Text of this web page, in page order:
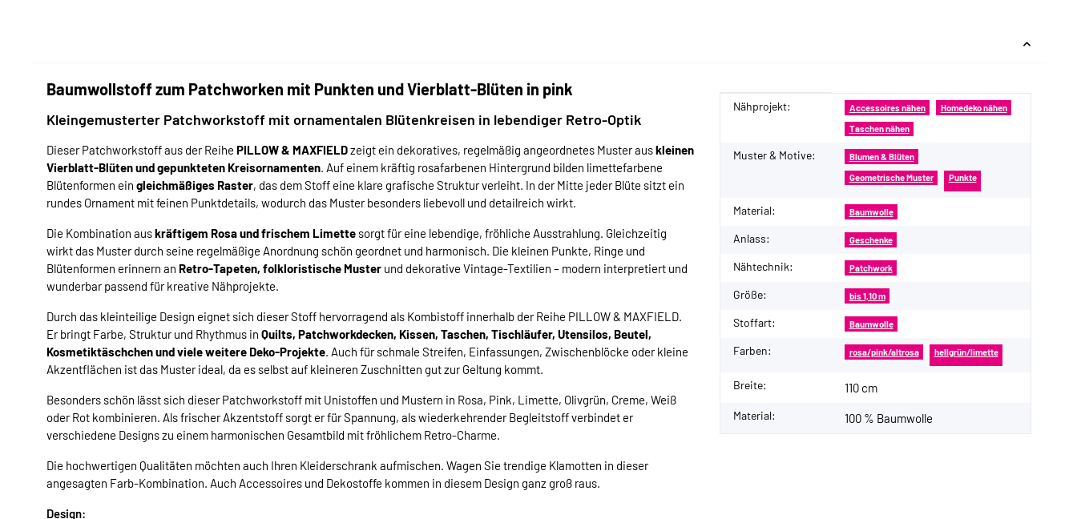
Baumwollstoff zum Patchworken mit Punkten und Vierblatt-Blüten in pink
Kleingemusterter Patchworkstoff mit ornamentalen Blütenkreisen in lebendiger Retro-Optik
Dieser Patchworkstoff aus der Reihe PILLOW & MAXFIELDzeigt ein dekoratives, regelmäßig angeordnetes Muster auskleinen
Vierblatt-Blüten und gepunkteten Kreisornamenten. Auf einem kräftig rosafarbenen Hintergrund bilden limettefarbene
Blütenformen ein gleichmäßiges Raster, das dem Stoff eine klare grafische Struktur verleiht. In der Mitte jeder Blüte sitzt ein
rundes Ornament mit feinen Punktdetails, wodurch das Muster besonders liebevoll und detailreich wirkt.
Die Kombination auskräftigem Rosa und frischem Limette sorgt für eine lebendige, fröhliche Ausstrahlung. Gleichzeitig
wirkt das Muster durch seine regelmäßige Anordnung schön geordnet und harmonisch. Die kleinen Punkte, Ringe und
Blütenformen erinnern an Retro-Tapeten, folkloristische Muster und dekorative Vintage-Textilien – modern interpretiert und
wunderbar passend für kreative Nähprojekte.
Durch das kleinteilige Design eignet sich dieser Stoff hervorragend als Kombistoff innerhalb der Reihe PILLOW & MAXFIELD.
Er bringt Farbe, Struktur und Rhythmus in Quilts, Patchworkdecken, Kissen, Taschen, Tischläufer, Utensilos, Beutel,
Kosmetiktäschchen und viele weitere Deko-Projekte. Auch für schmale Streifen, Einfassungen, Zwischenblöcke oder kleine
Akzentflächen ist das Muster ideal, da es selbst auf kleineren Zuschnitten gut zur Geltung kommt.
Besonders schön lässt sich dieser Patchworkstoff mit Unistoffen und Mustern in Rosa, Pink, Limette, Olivgrün, Creme, Weiß
oder Rot kombinieren. Als frischer Akzentstoff sorgt er für Spannung, als wiederkehrender Begleitstoff verbindet er
verschiedene Designs zu einem harmonischen Gesamtbild mit fröhlichem Retro-Charme.
Die hochwertigen Qualitäten möchten auch Ihren Kleiderschrank aufmischen. Wagen Sie trendige Klamotten in dieser
angesagten Farb-Kombination. Auch Accessoires und Dekostoffe kommen in diesem Design ganz groß raus.
Design:
Produkteigenschaft
Wert
Nähprojekt: Accessoires nähen Homedeko nähen
Taschen nähen
Muster & Motive: Blumen & Blüten
Geometrische Muster Punkte
Material: Baumwolle
Anlass: Geschenke
Nähtechnik: Patchwork
Größe: bis 1,10 m
Stoffart: Baumwolle
Farben: rosa/pink/altrosa hellgrün/limette
Breite: 110 cm
Material: 100 % Baumwolle